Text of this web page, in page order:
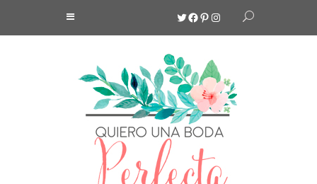
Twitter
Facebook
Pinterest
Instagram